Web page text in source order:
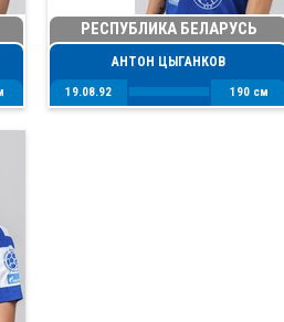
РЕСПУБЛИКА БЕЛАРУСЬ
АНТОН ЦЫГАНКОВ
19.08.92 190 см